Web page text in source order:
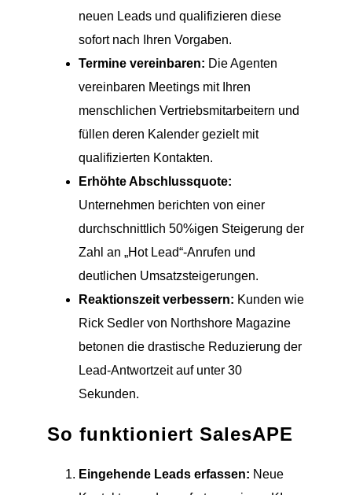
neuen Leads und qualifizieren diese
sofort nach Ihren Vorgaben.
Termine vereinbaren: Die Agenten
vereinbaren Meetings mit Ihren
menschlichen Vertriebsmitarbeitern und
füllen deren Kalender gezielt mit
qualifizierten Kontakten.
Erhöhte Abschlussquote:
Unternehmen berichten von einer
durchschnittlich 50%igen Steigerung der
Zahl an „Hot Lead“-Anrufen und
deutlichen Umsatzsteigerungen.
Reaktionszeit verbessern: Kunden wie
Rick Sedler von Northshore Magazine
betonen die drastische Reduzierung der
Lead-Antwortzeit auf unter 30
Sekunden.
So funktioniert SalesAPE
Eingehende Leads erfassen: Neue